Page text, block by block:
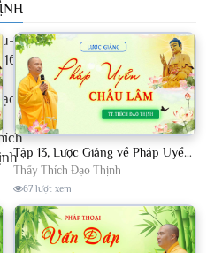
giảng TT Thích Đạo Thịnh Tập 13, Lược Giảng về Pháp Uyển Châu Lâm, Chủ giảng TT Thích Đạo Thịnh
Thầy Thích Đạo Thịnh
67 lượt xem